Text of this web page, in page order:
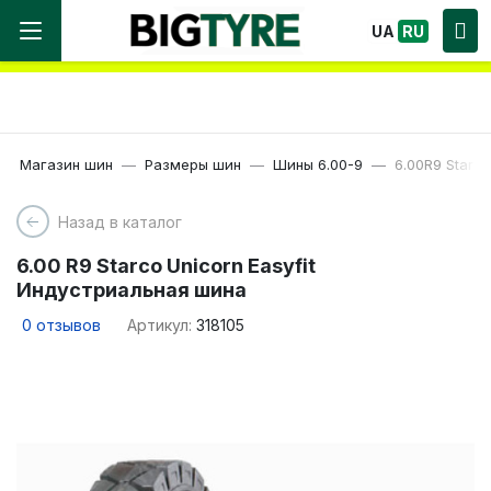
Мы работаем! Большой выбор Шин, быстрая
доставка по Украине!
UA RU
Магазин шин Размеры шин Шины 6.00-9 6.00R9
Назад в каталог
6.00 R9 Starco Unicorn Easyfit
Индустриальная шина
0 отзывов Артикул: 318105